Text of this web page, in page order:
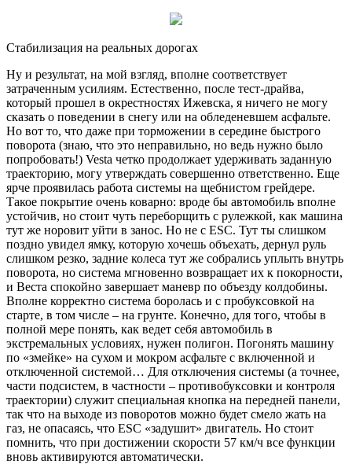
Стабилизация на реальных дорогах
Ну и результат, на мой взгляд, вполне соответствует
затраченным усилиям. Естественно, после тест-драйва,
который прошел в окрестностях Ижевска, я ничего не могу
сказать о поведении в снегу или на обледеневшем асфальте.
Но вот то, что даже при торможении в середине быстрого
поворота (знаю, что это неправильно, но ведь нужно было
попробовать!) Vesta четко продолжает удерживать заданную
траекторию, могу утверждать совершенно ответственно. Еще
ярче проявилась работа системы на щебнистом грейдере.
Такое покрытие очень коварно: вроде бы автомобиль вполне
устойчив, но стоит чуть переборщить с рулежкой, как машина
тут же норовит уйти в занос. Но не с ESC. Тут ты слишком
поздно увидел ямку, которую хочешь объехать, дернул руль
слишком резко, задние колеса тут же собрались уплыть внутрь
поворота, но система мгновенно возвращает их к покорности,
и Веста спокойно завершает маневр по объезду колдобины.
Вполне корректно система боролась и с пробуксовкой на
старте, в том числе – на грунте. Конечно, для того, чтобы в
полной мере понять, как ведет себя автомобиль в
экстремальных условиях, нужен полигон. Погонять машину
по «змейке» на сухом и мокром асфальте с включенной и
отключенной системой… Для отключения системы (а точнее,
части подсистем, в частности – противобуксовки и контроля
траектории) служит специальная кнопка на передней панели,
так что на выходе из поворотов можно будет смело жать на
газ, не опасаясь, что ESC «задушит» двигатель. Но стоит
помнить, что при достижении скорости 57 км/ч все функции
вновь активируются автоматически.